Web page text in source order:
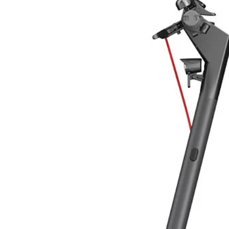
Materiale: Tubo in acciaio 1”, DC-
Pressione max. operativa: 15 bar
Pressione max. collaudo: 25 bar
Temperatura max. operativa: 130
Materiale: Schiuma di
Materiale: PVC morbido con